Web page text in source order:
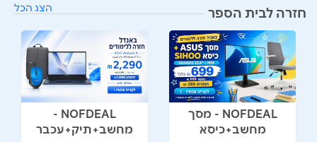
חזרה לבית הספר הצג הכל
NOFDEAL - מסך
מחשב+כיסא
NOFDEAL -
מחשב+תיק+עכבר